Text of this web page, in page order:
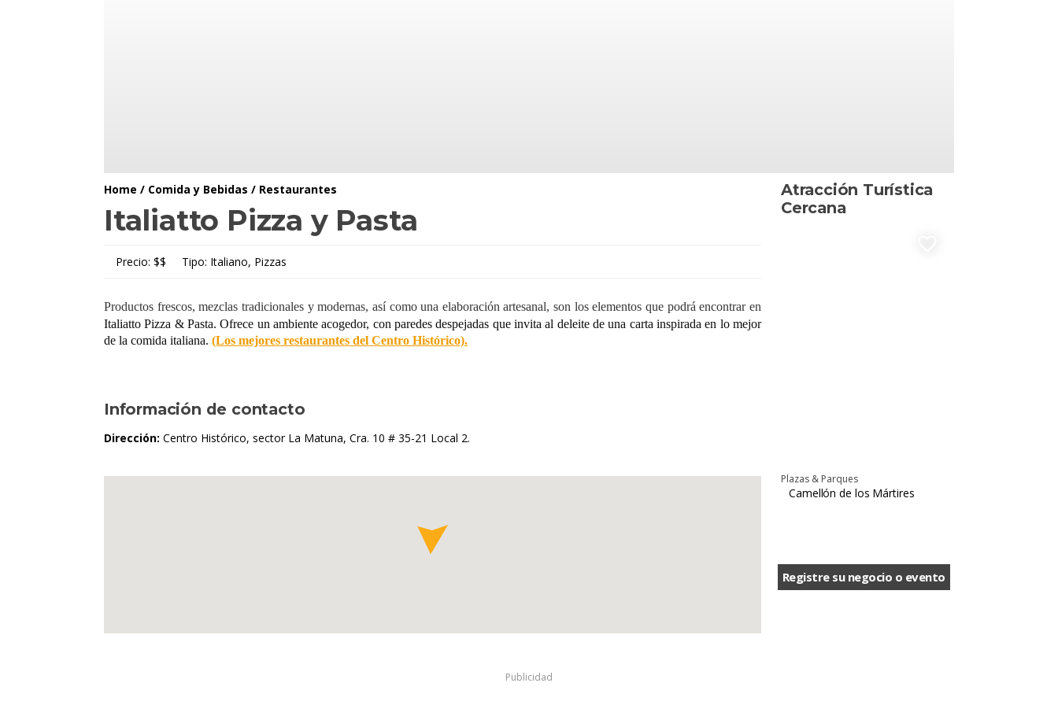
Home / Comida y Bebidas / Restaurantes
Italiatto Pizza y Pasta
Precio: $$ Tipo: Italiano, Pizzas
Productos frescos, mezclas tradicionales y modernas, así como una elaboración artesanal, son los elementos que podrá encontrar en
Italiatto Pizza & Pasta. Ofrece un ambiente acogedor, con paredes despejadas que invita al deleite de una carta inspirada en lo mejor
de la comida italiana. (Los mejores restaurantes del Centro Histórico).
Información de contacto
Dirección: Centro Histórico, sector La Matuna, Cra. 10 # 35-21 Local 2.
Atracción Turística
Cercana
Plazas & Parques
Camellón de los Mártires
Registre su negocio o evento
Publicidad